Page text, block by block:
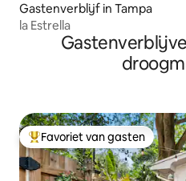
Gastenverblijf in Tampa
la Estrella
Topfavoriet van gasten
Favoriet van gasten